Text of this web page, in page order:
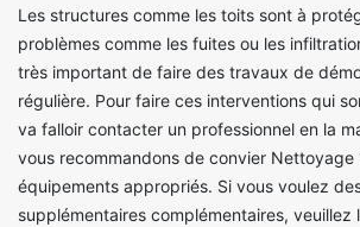
Les structures comme les toits sont à
problèmes comme les fuites ou les
très important de faire des travaux de
régulière. Pour faire ces interventions qui
va falloir contacter un professionnel en la
vous recommandons de convier Nettoyage
équipements appropriés. Si vous voulez
supplémentaires complémentaires, veuillez